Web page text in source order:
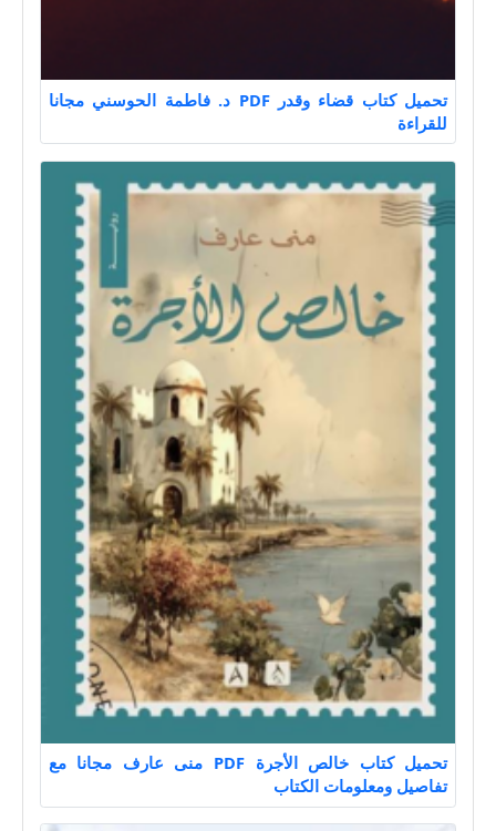
تحميل كتاب قضاء وقدر PDF د. فاطمة الحوسني مجانا
للقراءة
تحميل كتاب خالص الأجرة PDF منى عارف مجانا مع
تفاصيل ومعلومات الكتاب